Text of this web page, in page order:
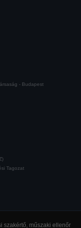
- Budapest
Tagozat
szakértő, műszaki ellenőr